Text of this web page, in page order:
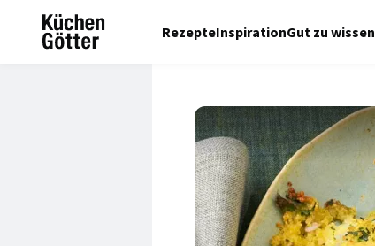
RezepteInspirationGut zu wissen